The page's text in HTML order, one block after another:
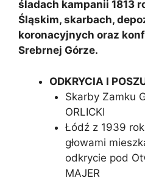
śladach kampanii 1813
Śląskim, skarbach,
koronacyjnych oraz
Srebrnej Górze.
ODKRYCIA I
Skarby Zamku
ORLICKI
Łódź z 1939
głowami
odkrycie pod
MAJER